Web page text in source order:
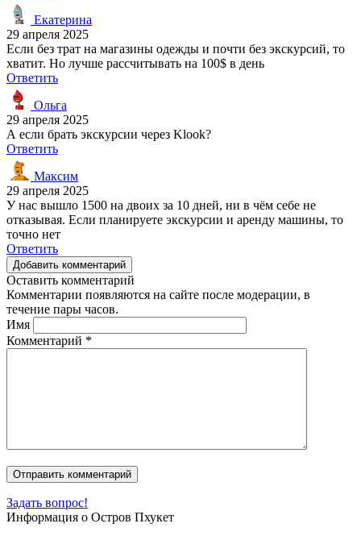
Екатерина
29 апреля 2025
Если без трат на магазины одежды и почти без экскурсий, то
хватит. Но лучше рассчитывать на 100$ в день
Ответить
Ольга
29 апреля 2025
А если брать экскурсии через Klook?
Ответить
Максим
29 апреля 2025
У нас вышло 1500 на двоих за 10 дней, ни в чём себе не
отказывая. Если планируете экскурсии и аренду машины, то
точно нет
Ответить
Добавить комментарий
Оставить комментарий
Комментарии появляются на сайте после модерации, в
течение пары часов.
Имя
Комментарий *
Задать вопрос!
Информация о Остров Пхукет